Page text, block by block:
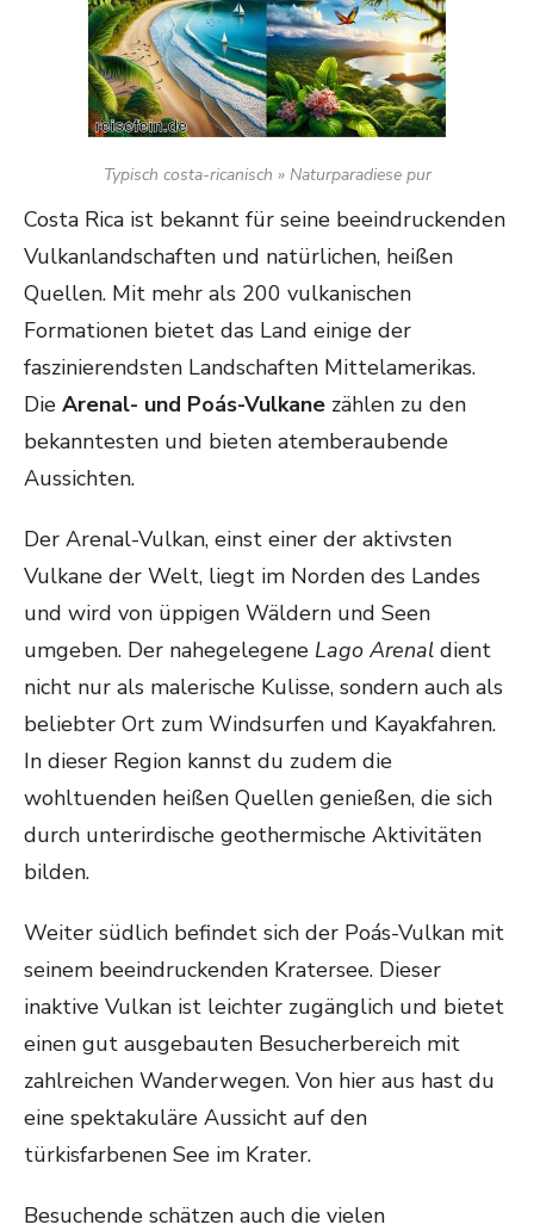
Typisch costa-ricanisch » Naturparadiese pur
Costa Rica ist bekannt für seine beeindruckenden
Vulkanlandschaften und natürlichen, heißen
Quellen. Mit mehr als 200 vulkanischen
Formationen bietet das Land einige der
faszinierendsten Landschaften Mittelamerikas.
Die Arenal- und Poás-Vulkane zählen zu den
bekanntesten und bieten atemberaubende
Aussichten.
Der Arenal-Vulkan, einst einer der aktivsten
Vulkane der Welt, liegt im Norden des Landes
und wird von üppigen Wäldern und Seen
umgeben. Der nahegelegene Lago Arenal dient
nicht nur als malerische Kulisse, sondern auch als
beliebter Ort zum Windsurfen und Kayakfahren.
In dieser Region kannst du zudem die
wohltuenden heißen Quellen genießen, die sich
durch unterirdische geothermische Aktivitäten
bilden.
Weiter südlich befindet sich der Poás-Vulkan mit
seinem beeindruckenden Kratersee. Dieser
inaktive Vulkan ist leichter zugänglich und bietet
einen gut ausgebauten Besucherbereich mit
zahlreichen Wanderwegen. Von hier aus hast du
eine spektakuläre Aussicht auf den
türkisfarbenen See im Krater.
Besuchende schätzen auch die vielen